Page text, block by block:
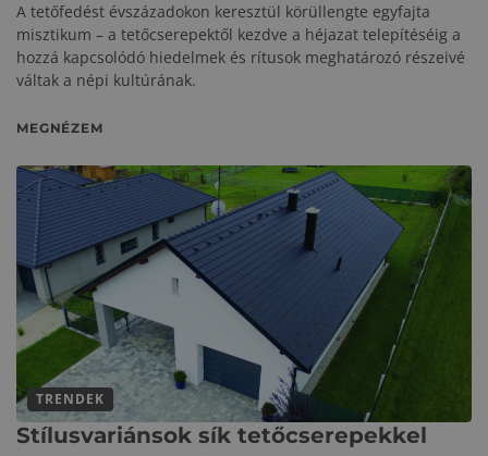
A tetőfedést évszázadokon keresztül körüllengte egyfajta
misztikum – a tetőcserepektől kezdve a héjazat telepítéséig a
hozzá kapcsolódó hiedelmek és rítusok meghatározó részeivé
váltak a népi kultúrának.
MEGNÉZEM
TRENDEK
Stílusvariánsok sík tetőcserepekkel